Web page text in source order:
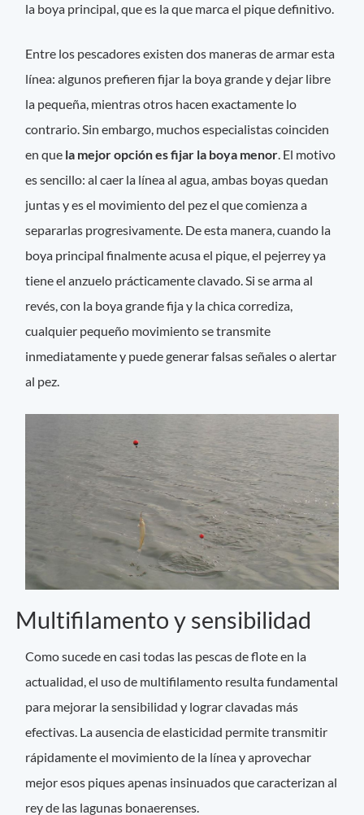
la boya principal, que es la que marca el pique definitivo.
Entre los pescadores existen dos maneras de armar esta
línea: algunos prefieren fijar la boya grande y dejar libre
la pequeña, mientras otros hacen exactamente lo
contrario. Sin embargo, muchos especialistas coinciden
en que la mejor opción es fijar la boya menor. El motivo
es sencillo: al caer la línea al agua, ambas boyas quedan
juntas y es el movimiento del pez el que comienza a
separarlas progresivamente. De esta manera, cuando la
boya principal finalmente acusa el pique, el pejerrey ya
tiene el anzuelo prácticamente clavado. Si se arma al
revés, con la boya grande fija y la chica corrediza,
cualquier pequeño movimiento se transmite
inmediatamente y puede generar falsas señales o alertar
al pez.
Multifilamento y sensibilidad
Como sucede en casi todas las pescas de flote en la
actualidad, el uso de multifilamento resulta fundamental
para mejorar la sensibilidad y lograr clavadas más
efectivas. La ausencia de elasticidad permite transmitir
rápidamente el movimiento de la línea y aprovechar
mejor esos piques apenas insinuados que caracterizan al
rey de las lagunas bonaerenses.